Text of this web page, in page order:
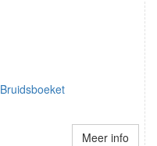
Bruidsboeket
Meer info